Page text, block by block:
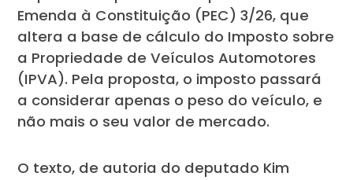
Emenda à Constituição (PEC) 3/26, que
altera a base de cálculo do Imposto sobre
a Propriedade de Veículos Automotores
(IPVA). Pela proposta, o imposto passará
a considerar apenas o peso do veículo, e
não mais o seu valor de mercado.
O texto, de autoria do deputado Kim